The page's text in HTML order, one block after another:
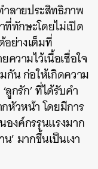
ลายประสิทธิภาพ
ที่ทักษะโดยไม่เปิด
อย่างเต็มที่
วามไว้เนื้อเชื่อใจ
กัน ก่อให้เกิดความ
กรัก’ ที่ได้รับคำ
หัวหน้า โดยมีการ
งค์กรรุนแรงมาก
’ มากขึ้นเป็นเงา